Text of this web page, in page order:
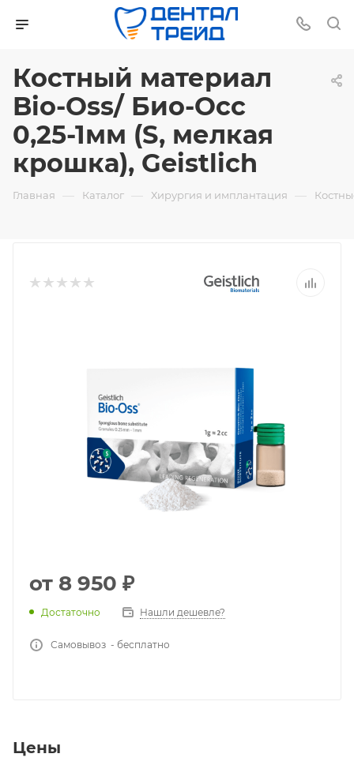
Костный материал
Bio-Oss/ Био-Осс
0,25-1мм (S, мелкая
крошка), Geistlich
Главная — Каталог — Хирургия и имплантация —
от 8 950 ₽
Достаточно Нашли дешевле?
Самовывоз - бесплатно
Цены